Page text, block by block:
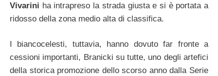
Vivarini ha intrapreso la strada giusta e si è portata a
ridosso della zona medio alta di classifica.
I biancocelesti, tuttavia, hanno dovuto far fronte a
cessioni importanti, Branicki su tutte, uno degli artefici
della storica promozione dello scorso anno dalla Serie